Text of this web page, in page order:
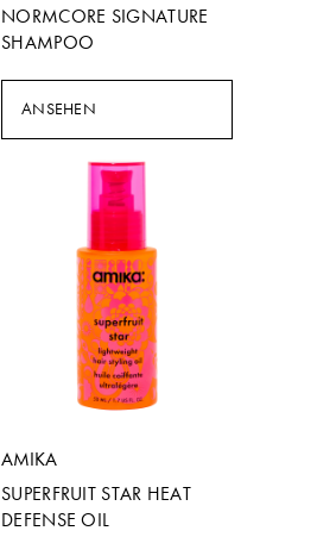
NORMCORE SIGNATURE
SHAMPOO
ANSEHEN
AMIKA
SUPERFRUIT STAR HEAT
DEFENSE OIL